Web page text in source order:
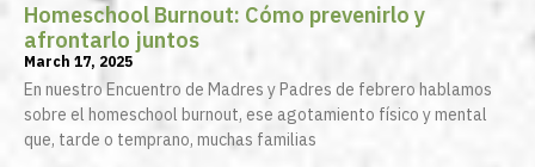
Homeschool Burnout: Cómo prevenirlo y
afrontarlo juntos
March 17, 2025
En nuestro Encuentro de Madres y Padres de febrero hablamos
sobre el homeschool burnout, ese agotamiento físico y mental
que, tarde o temprano, muchas familias